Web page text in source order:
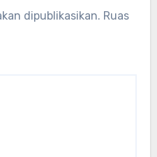
dipublikasikan. Ruas